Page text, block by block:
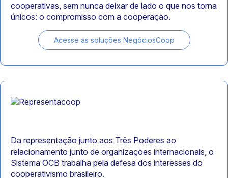
cooperativas, sem nunca deixar de lado o que nos torna
únicos: o compromisso com a cooperação.
Acesse as soluções NegóciosCoop
Da representação junto aos Três Poderes ao
relacionamento junto de organizações internacionais, o
Sistema OCB trabalha pela defesa dos interesses do
cooperativismo brasileiro.